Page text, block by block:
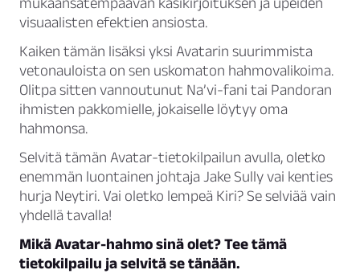
visuaalisten efektien ansiosta.
Kaiken tämän lisäksi yksi Avatarin suurimmista
vetonauloista on sen uskomaton hahmovalikoima.
Olitpa sitten vannoutunut Na’vi-fani tai Pandoran
ihmisten pakkomielle, jokaiselle löytyy oma
hahmonsa.
Selvitä tämän Avatar-tietokilpailun avulla, oletko
enemmän luontainen johtaja Jake Sully vai kenties
hurja Neytiri. Vai oletko lempeä Kiri? Se selviää vain
yhdellä tavalla!
Mikä Avatar-hahmo sinä olet? Tee tämä
tietokilpailu ja selvitä se tänään.